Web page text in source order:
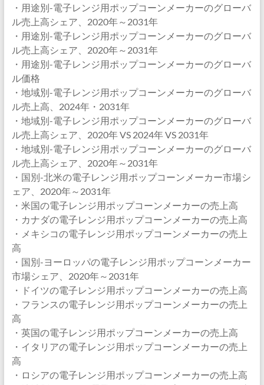
・用途別-電子レンジ用ポップコーンメーカーのグローバ
ル売上高シェア、2020年～2031年
・用途別-電子レンジ用ポップコーンメーカーのグローバ
ル売上高シェア、2020年～2031年
・用途別-電子レンジ用ポップコーンメーカーのグローバ
ル価格
・地域別-電子レンジ用ポップコーンメーカーのグローバ
ル売上高、2024年・2031年
・地域別-電子レンジ用ポップコーンメーカーのグローバ
ル売上高シェア、2020年 VS 2024年 VS 2031年
・地域別-電子レンジ用ポップコーンメーカーのグローバ
ル売上高シェア、2020年～2031年
・国別-北米の電子レンジ用ポップコーンメーカー市場シ
ェア、2020年～2031年
・米国の電子レンジ用ポップコーンメーカーの売上高
・カナダの電子レンジ用ポップコーンメーカーの売上高
・メキシコの電子レンジ用ポップコーンメーカーの売上
高
・国別-ヨーロッパの電子レンジ用ポップコーンメーカー
市場シェア、2020年～2031年
・ドイツの電子レンジ用ポップコーンメーカーの売上高
・フランスの電子レンジ用ポップコーンメーカーの売上
高
・英国の電子レンジ用ポップコーンメーカーの売上高
・イタリアの電子レンジ用ポップコーンメーカーの売上
高
・ロシアの電子レンジ用ポップコーンメーカーの売上高